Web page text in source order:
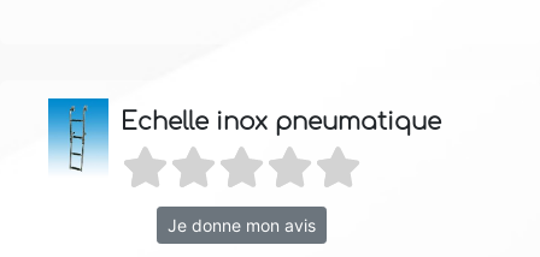
Echelle inox pneumatique
Je donne mon avis